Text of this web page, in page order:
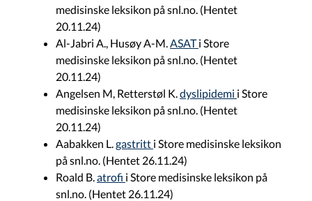
medisinske leksikon på snl.no. (Hentet
20.11.24)
Al-Jabri A., Husøy A-M. ASATi Store
medisinske leksikon på snl.no. (Hentet
20.11.24)
Angelsen M, Retterstøl K. dyslipidemi i Store
medisinske leksikon på snl.no. (Hentet
20.11.24)
Aabakken L. gastritt i Store medisinske leksikon
på snl.no. (Hentet 26.11.24)
Roald B. atrofi i Store medisinske leksikon på
snl.no. (Hentet 26.11.24)